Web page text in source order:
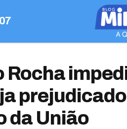
08
Rocha
da União